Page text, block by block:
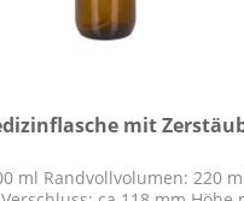
mit
ml Randvollvolumen: 220